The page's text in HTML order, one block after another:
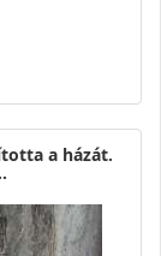
a házát.